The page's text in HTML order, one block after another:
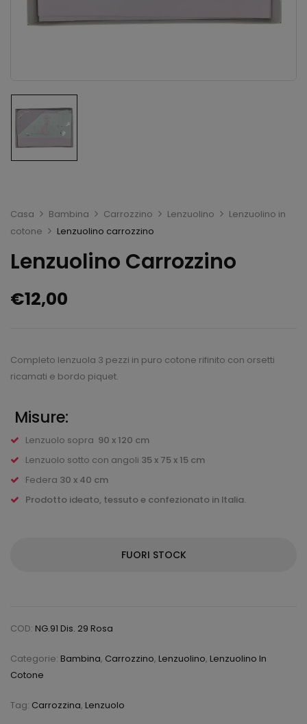
Casa Bambina Carrozzino Lenzuolino
Lenzuolino in
cotone
Lenzuolino carrozzino
Lenzuolino Carrozzino
€12,00
Completo lenzuola 3 pezzi in puro cotone rifinito con orsetti
ricamati e bordo piquet.
Misure:
Lenzuolo sopra 90 x 120 cm
Lenzuolo sotto con angoli 35 x 75 x 15 cm
Federa 30 x 40 cm
Prodotto ideato, tessuto e confezionato in Italia.
FUORI STOCK
COD: NG.91 Dis. 29 Rosa
Categorie: Bambina, Carrozzino, Lenzuolino, Lenzuolino In
Cotone
Tag: Carrozzina, Lenzuolo